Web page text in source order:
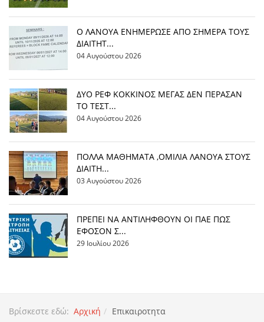
Ο ΛΑΝΟΥΑ ΕΝΗΜΕΡΩΣΕ ΑΠΟ ΣΗΜΕΡΑ ΤΟΥΣ
ΔΙΑΙΤΗΤ...
04 Αυγούστου 2026
ΔΥΟ ΡΕΦ ΚΟΚΚΙΝΟΣ ΜΕΓΑΣ ΔΕΝ ΠΕΡΑΣΑΝ
ΤΟ ΤΕΣΤ...
04 Αυγούστου 2026
ΠΟΛΛΑ ΜΑΘΗΜΑΤΑ ,ΟΜΙΛΙΑ ΛΑΝΟΥΑ ΣΤΟΥΣ
ΔΙΑΙΤΗ...
03 Αυγούστου 2026
ΠΡΕΠΕΙ ΝΑ ΑΝΤΙΛΗΦΘΟΥΝ ΟΙ ΠΑΕ ΠΩΣ
ΕΦΟΣΟΝ Σ...
29 Ιουλίου 2026
Βρίσκεστε εδώ: Αρχική Επικαιροτητα